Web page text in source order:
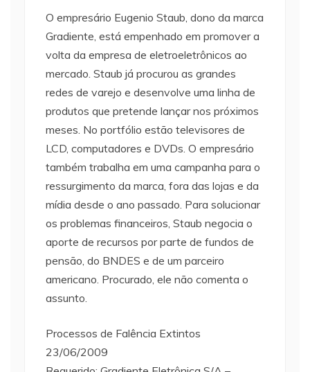
O empresário Eugenio Staub, dono da marca
Gradiente, está empenhado em promover a
volta da empresa de eletroeletrônicos ao
mercado. Staub já procurou as grandes
redes de varejo e desenvolve uma linha de
produtos que pretende lançar nos próximos
meses. No portfólio estão televisores de
LCD, computadores e DVDs. O empresário
também trabalha em uma campanha para o
ressurgimento da marca, fora das lojas e da
mídia desde o ano passado. Para solucionar
os problemas financeiros, Staub negocia o
aporte de recursos por parte de fundos de
pensão, do BNDES e de um parceiro
americano. Procurado, ele não comenta o
assunto.
Processos de Falência Extintos
23/06/2009